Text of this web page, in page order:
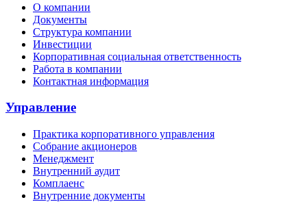
О компании
Документы
Структура компании
Инвестиции
Корпоративная социальная ответственность
Работа в компании
Контактная информация
Управление
Практика корпоративного управления
Собрание акционеров
Менеджмент
Внутренний аудит
Комплаенс
Внутренние документы